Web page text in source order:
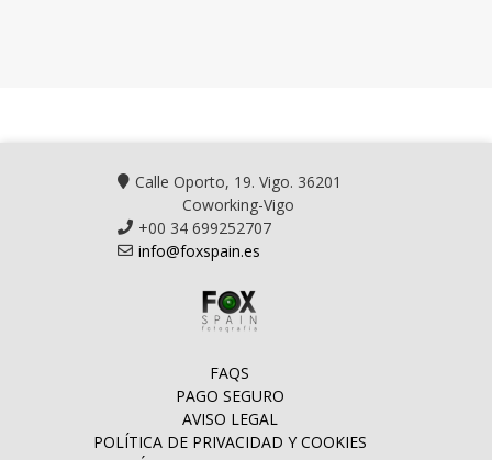
Calle Oporto, 19. Vigo. 36201
Coworking-Vigo
+00 34 699252707
info@foxspain.es
FAQS
PAGO SEGURO
AVISO LEGAL
POLÍTICA DE PRIVACIDAD Y COOKIES